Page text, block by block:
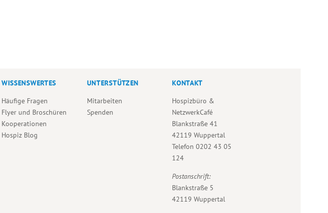
WISSENSWERTES
Häufige Fragen
Flyer und Broschüren
Kooperationen
Hospiz Blog
UNTERSTÜTZEN
Mitarbeiten
Spenden
KONTAKT
Hospizbüro &
NetzwerkCafé
Blankstraße 41
42119 Wuppertal
Telefon0202 43 05
124
Postanschrift:
Blankstraße 5
42119 Wuppertal